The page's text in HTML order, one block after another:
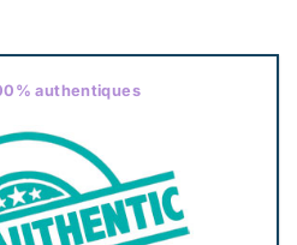
authentiques